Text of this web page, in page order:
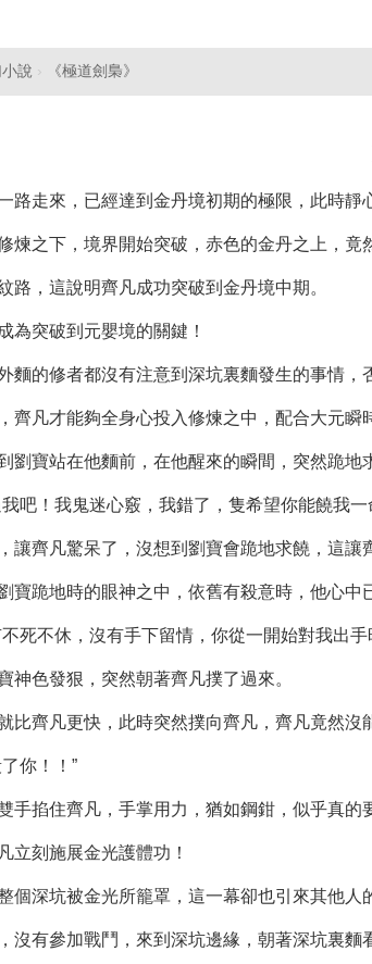
說 › 《極道劍梟》
路走來，已經達到金丹境初期的極限，此時靜
煉之下，境界開始突破，赤色的金丹之上，竟
路，這說明齊凡成功突破到金丹境中期。
為突破到元嬰境的關鍵！
麵的修者都沒有注意到深坑裏麵發生的事情，
齊凡才能夠全身心投入修煉之中，配合大元
劉寶站在他麵前，在他醒來的瞬間，突然跪地
吧！我鬼迷心竅，我錯了，隻希望你能饒我一
讓齊凡驚呆了，沒想到劉寶會跪地求饒，這讓
寶跪地時的眼神之中，依舊有殺意時，他心中
死不休，沒有手下留情，你從一開始對我出
神色發狠，突然朝著齊凡撲了過來。
比齊凡更快，此時突然撲向齊凡，齊凡竟然沒
你！！”
手掐住齊凡，手掌用力，猶如鋼鉗，似乎真的
立刻施展金光護體功！
個深坑被金光所籠罩，這一幕卻也引來其他人
沒有參加戰鬥，來到深坑邊緣，朝著深坑裏麵